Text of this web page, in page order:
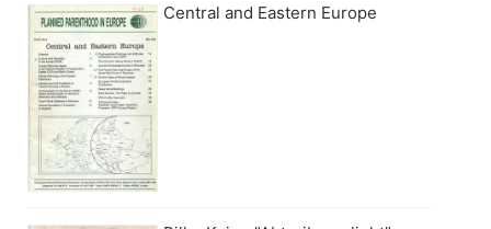
Central and Eastern Europe